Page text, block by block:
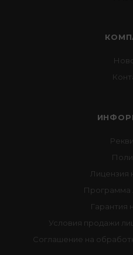
Лицензия
Программа
Гарантия
Условия продажи
Соглашение на